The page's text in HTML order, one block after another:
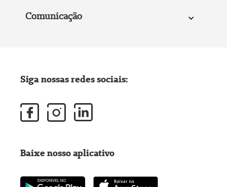
Comunicação
Siga nossas redes sociais:
Baixe nosso aplicativo